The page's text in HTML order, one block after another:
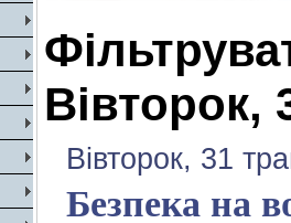
Вівторок,
Вівторок, 31
Безпека на